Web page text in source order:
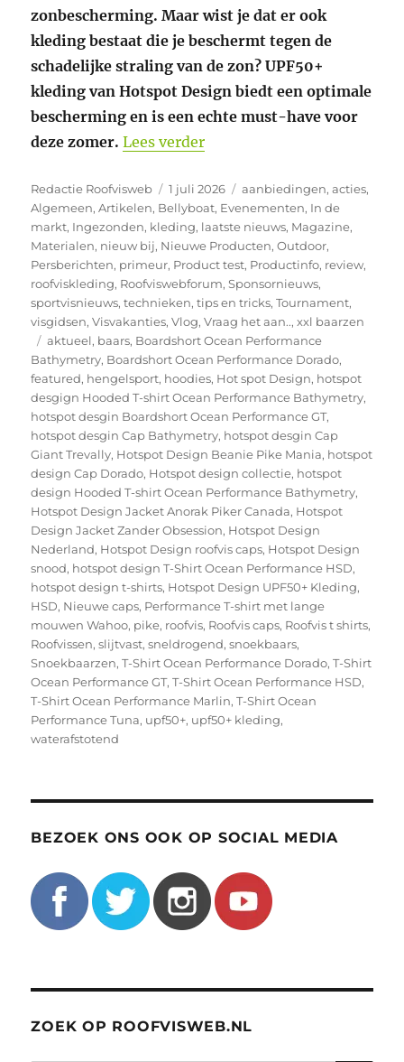
zonbescherming. Maar wist je dat er ook
kleding bestaat die je beschermt tegen de
schadelijke straling van de zon? UPF50+
kleding van Hotspot Design biedt een optimale
bescherming en is een echte must-have voor
deze zomer. Lees verder“Bescherm je huid tegen
Auteur
Redactie Roofvisweb
Geplaatst
op
1 juli 2026 Categorieën
aanbiedingen,acties,
Algemeen,Artikelen, Bellyboat, Evenementen, In de
markt, Ingezonden, kleding, laatste nieuws, Magazine,
Materialen, nieuw bij, Nieuwe Producten,Outdoor,
Persberichten, primeur, Product test, Productinfo, review,
roofviskleding, Roofviswebforum,Sponsornieuws,
sportvisnieuws,technieken,tips en tricks,Tournament,
visgidsen,Visvakanties,Vlog,Vraag het aan..,xxl baarzen
Tags
aktueel, baars, Boardshort Ocean Performance
Bathymetry, Boardshort Ocean Performance Dorado,
featured, hengelsport, hoodies, Hot spot Design, hotspot
desgign Hooded T-shirt Ocean Performance Bathymetry,
hotspot desgin Boardshort Ocean Performance GT,
hotspot desgin Cap Bathymetry, hotspot desgin Cap
Giant Trevally, Hotspot Design Beanie Pike Mania, hotspot
design Cap Dorado, Hotspot design collectie, hotspot
design Hooded T-shirt Ocean Performance Bathymetry,
Hotspot Design Jacket Anorak Piker Canada, Hotspot
Design Jacket Zander Obsession, Hotspot Design
Nederland, Hotspot Design roofvis caps, Hotspot Design
snood, hotspot design T-Shirt Ocean Performance HSD,
hotspot design t-shirts, Hotspot Design UPF50+ Kleding,
HSD, Nieuwe caps, Performance T-shirt met lange
mouwen Wahoo, pike, roofvis, Roofvis caps, Roofvis t shirts,
Roofvissen,slijtvast,sneldrogend,snoekbaars,
Snoekbaarzen,T-Shirt Ocean Performance Dorado,T-Shirt
Ocean Performance GT,T-Shirt Ocean Performance HSD,
T-Shirt Ocean Performance Marlin,T-Shirt Ocean
Performance Tuna, upf50+, upf50+ kleding,
waterafstotend
BEZOEK ONS OOK OP SOCIAL MEDIA
ZOEK OP ROOFVISWEB.NL